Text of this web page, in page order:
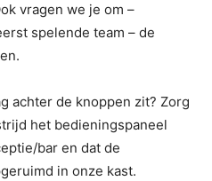
vragen we je om –
spelende team – de
achter de knoppen zit? Zorg
het bedieningspaneel
bar en dat de
in onze kast.